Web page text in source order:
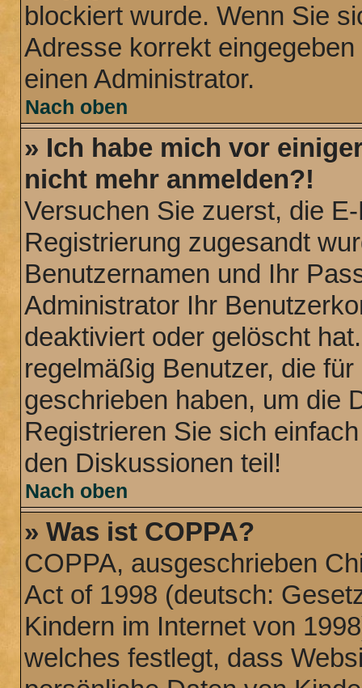
blockiert wurde. Wenn Sie
Adresse korrekt
einen Administrator.
Nach oben
» Ich habe mich vor
nicht mehr anmelden?!
Versuchen Sie zuerst, die
Registrierung zugesandt
Benutzernamen und Ihr
Administrator Ihr
deaktiviert oder gelöscht
regelmäßig Benutzer, die
geschrieben haben, um die
Registrieren Sie sich
den Diskussionen teil!
Nach oben
» Was ist COPPA?
COPPA, ausgeschrieben
Act of 1998 (deutsch:
Kindern im Internet von
welches festlegt, dass